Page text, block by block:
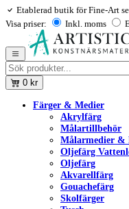
Etablerad butik för Fine-Art
Visa priser:
Inkl. moms
0 kr
Färger & Medier
Akrylfärg
Målartillbehör
Målarmedier &
Oljefärg
Oljefärg
Akvarellfärg
Gouachefärg
Skolfärger